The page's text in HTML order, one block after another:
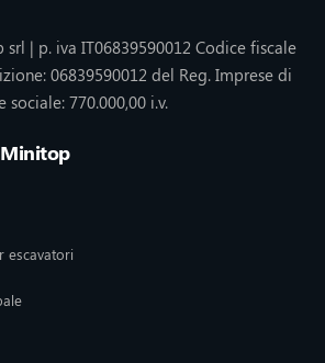
| p. iva IT06839590012 Codice fiscale
06839590012 del Reg. Imprese di
sociale: 770.000,00 i.v.
escavatori